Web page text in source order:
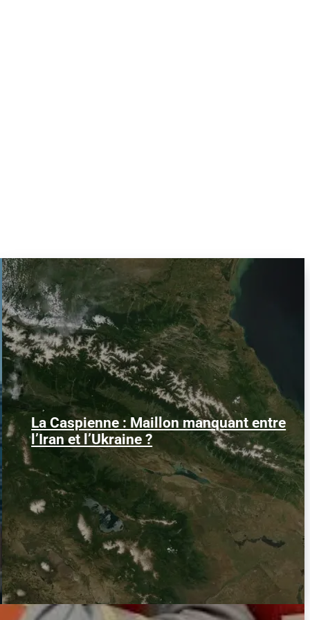
La Caspienne : Maillon manquant entre
l’Iran et l’Ukraine ?
Samedi 25 juillet 2026, des drones
ukrainiens ont frappé plusieurs cibles en
mer Caspienne, parmi...